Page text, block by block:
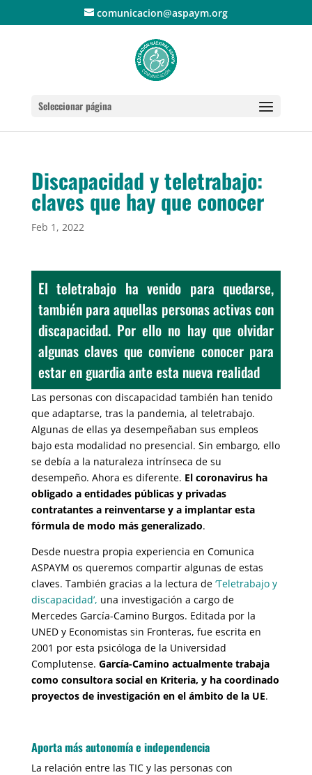
comunicacion@aspaym.org
Seleccionar página
Discapacidad y teletrabajo:
claves que hay que conocer
Feb 1, 2022
El teletrabajo ha venido para quedarse,
también para aquellas personas activas con
discapacidad. Por ello no hay que olvidar
algunas claves que conviene conocer para
estar en guardia ante esta nueva realidad
Las personas con discapacidad también han tenido
que adaptarse, tras la pandemia, al teletrabajo.
Algunas de ellas ya desempeñaban sus empleos
bajo esta modalidad no presencial. Sin embargo, ello
se debía a la naturaleza intrínseca de su
desempeño. Ahora es diferente. El coronavirus ha
obligado a entidades públicas y privadas
contratantes a reinventarse y a implantar esta
fórmula de modo más generalizado.
Desde nuestra propia experiencia en Comunica
ASPAYM os queremos compartir algunas de estas
claves. También gracias a la lectura de ‘Teletrabajo y
discapacidad’, una investigación a cargo de
Mercedes García-Camino Burgos. Editada por la
UNED y Economistas sin Fronteras, fue escrita en
2001 por esta psicóloga de la Universidad
Complutense. García-Camino actualmente trabaja
como consultora social en Kriteria, y ha coordinado
proyectos de investigación en el ámbito de la UE.
Aporta más autonomía e independencia
La relación entre las TIC y las personas con